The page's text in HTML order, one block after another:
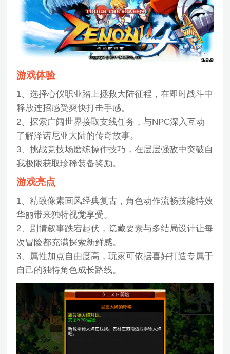
游戏体验
1、选择心仪职业踏上拯救大陆征程，在即时战斗中
释放连招感受爽快打击手感。
2、探索广阔世界接取支线任务，与NPC深入互动
了解泽诺尼亚大陆的传奇故事。
3、挑战竞技场磨练操作技巧，在层层强敌中突破自
我极限获取珍稀装备奖励。
游戏亮点
1、精致像素画风经典复古，角色动作流畅技能特效
华丽带来独特视觉享受。
2、剧情叙事跌宕起伏，隐藏要素与多结局设计让每
次冒险都充满探索新鲜感。
3、属性加点自由度高，玩家可依据喜好打造专属于
自己的独特角色成长路线。